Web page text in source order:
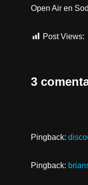
Open Air en
Post Views:
3
Pingback:
Pingback: